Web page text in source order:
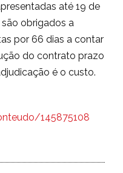
até 19 de
obrigados a
por 66 dias a contar
do contrato prazo
é o custo.
145875108